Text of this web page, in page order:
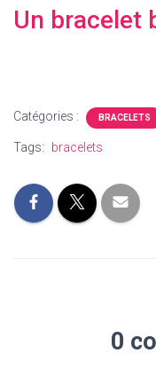
Un bracelet
Catégories : BRACELETS
Tags: bracelets
0